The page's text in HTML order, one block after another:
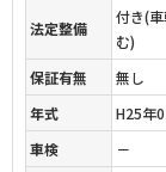
法定整備
付き(
む)
保証有無
無し
年式
H25年
車検
－